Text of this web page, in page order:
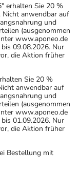
erhalten Sie 20 %
anwendbar auf
und
(ausgenommen
www.aponeo.de
09.08.2026. Nur
die Aktion früher
Sie 20 %
anwendbar auf
und
(ausgenommen
www.aponeo.de
01.09.2026. Nur
die Aktion früher
Bestellung mit